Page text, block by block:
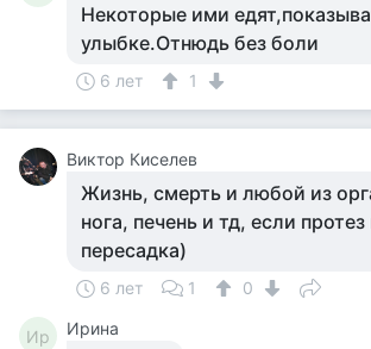
Некоторые ими
улыбке.Отнюдь без боли
6 лет 1
Виктор Киселев
Жизнь, смерть и любой из
нога, печень и тд, если
пересадка)
6 лет 1 0
Ир Ирина